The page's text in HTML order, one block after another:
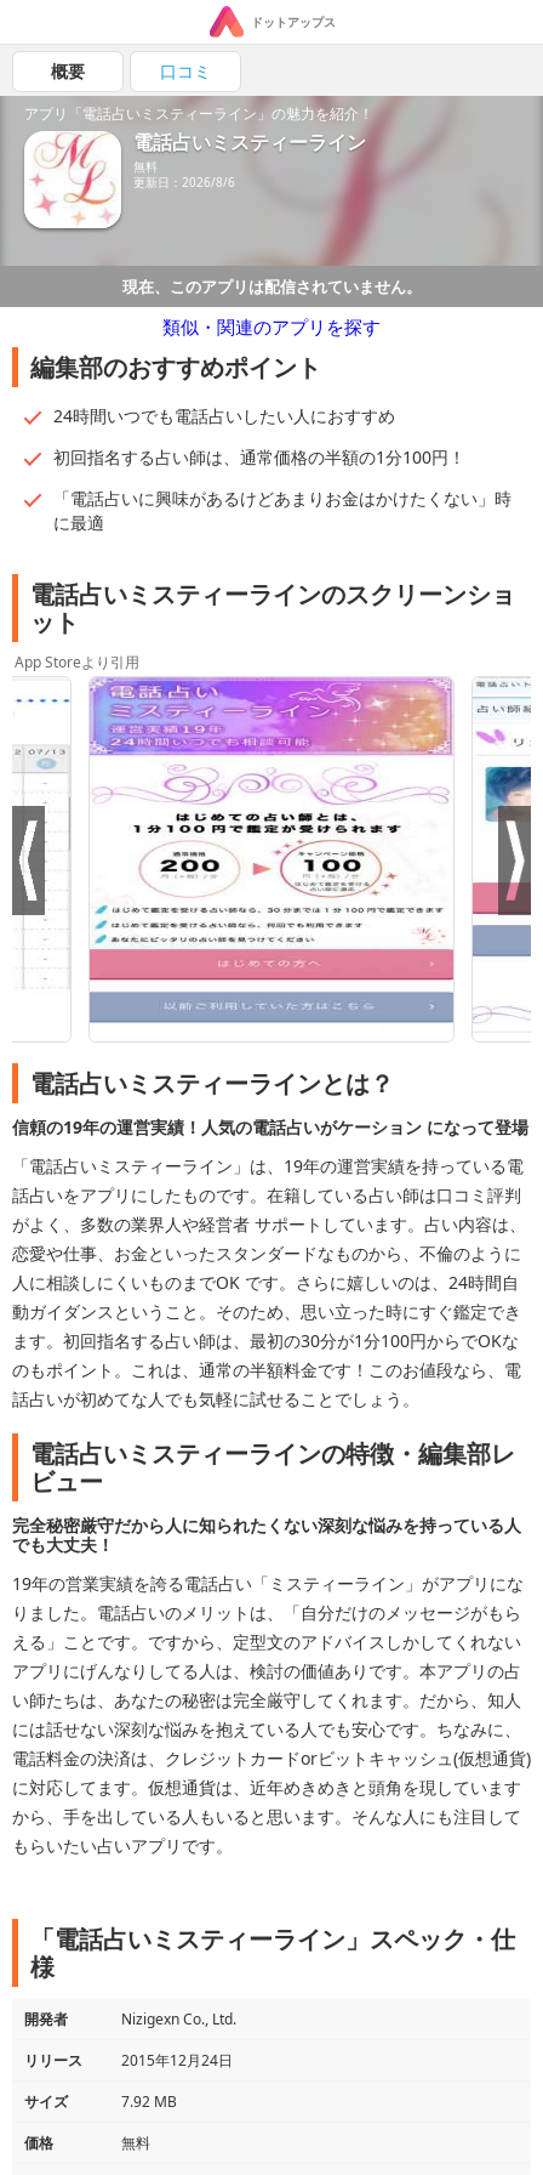
ドットアップス
概要 口コミ
アプリ「電話占いミスティーライン」の魅力を紹介！
電話占いミスティーライン
無料
更新日：2026/8/6
現在、このアプリは配信されていません。
類似・関連のアプリを探す
編集部のおすすめポイント
24時間いつでも電話占いしたい人におすすめ
初回指名する占い師は、通常価格の半額の1分100円！
「電話占いに興味があるけどあまりお金はかけたくない」時
に最適
電話占いミスティーラインのスクリーンショ
ット
App Storeより引用
電話占いミスティーラインとは？
信頼の19年の運営実績！人気の電話占いがケーション になって登場
「電話占いミスティーライン」は、19年の運営実績を持っている電
話占いをアプリにしたものです。在籍している占い師は口コミ評判
がよく、多数の業界人や経営者 サポートしています。占い内容は、
恋愛や仕事、お金といったスタンダードなものから、不倫のように
人に相談しにくいものまでOK です。さらに嬉しいのは、24時間自
動ガイダンスということ。そのため、思い立った時にすぐ鑑定でき
ます。初回指名する占い師は、最初の30分が1分100円からでOKな
のもポイント。これは、通常の半額料金です！このお値段なら、電
話占いが初めてな人でも気軽に試せることでしょう。
電話占いミスティーラインの特徴・編集部レ
ビュー
完全秘密厳守だから人に知られたくない深刻な悩みを持っている人
でも大丈夫！
19年の営業実績を誇る電話占い「ミスティーライン」がアプリにな
りました。電話占いのメリットは、「自分だけのメッセージがもら
える」ことです。ですから、定型文のアドバイスしかしてくれない
アプリにげんなりしてる人は、検討の価値ありです。本アプリの占
い師たちは、あなたの秘密は完全厳守してくれます。だから、知人
には話せない深刻な悩みを抱えている人でも安心です。ちなみに、
電話料金の決済は、クレジットカードorビットキャッシュ(仮想通貨)
に対応してます。仮想通貨は、近年めきめきと頭角を現しています
から、手を出している人もいると思います。そんな人にも注目して
もらいたい占いアプリです。
「電話占いミスティーライン」スペック・仕
様
開発者
Nizigexn Co., Ltd.
リリース
2015年12月24日
サイズ
7.92 MB
価格
無料